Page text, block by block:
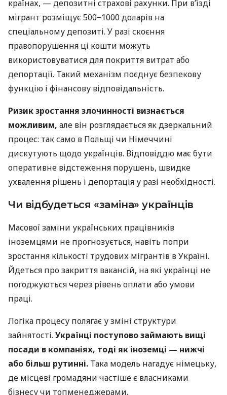
країнах, — депозитні страхові рахунки. При в’їзді
мігрант розміщує 500−1000 доларів на
спеціальному депозиті. У разі скоєння
правопорушення ці кошти можуть
використовуватися для покриття витрат або
депортації. Такий механізм поєднує безпекову
функцію і фінансову відповідальність.
Ризик зростання злочинності визнається
можливим, але він розглядається як дзеркальний
процес: так само в Польщі чи Німеччині
дискутують щодо українців. Відповіддю має бути
оперативне відстеження порушень, швидке
ухвалення рішень і депортація у разі необхідності.
Чи відбудеться «заміна» українців
Масової заміни українських працівників
іноземцями не прогнозується, навіть попри
зростання кількості трудових мігрантів в Україні.
Йдеться про закриття вакансій, на які українці не
погоджуються через рівень оплати або умови
праці.
Логіка процесу полягає у зміні структури
зайнятості. Українці поступово займають вищі
посади в компаніях, тоді як іноземці — нижчі
або більш рутинні. Така модель нагадує німецьку,
де місцеві громадяни частіше є власниками
бізнесу чи топменеджерами.